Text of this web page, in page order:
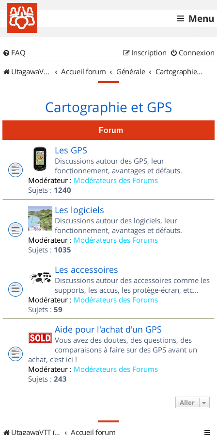
Menu
FAQ Connexion
Inscription
UtagawaVTT (Randos VTT et VTTAE avec traces GPS)
Accueil forum Générale Cartographie et GPS
Cartographie et GPS
Forum
Les GPS
Discussions autour des GPS, leur
fonctionnement, avantages et défauts.
Modérateur : Modérateurs des Forums
Sujets : 1240
Les logiciels
Discussions autour des logiciels, leur
fonctionnement, avantages et défauts.
Modérateur : Modérateurs des Forums
Sujets : 1035
Les accessoires
Discussions autour des accessoires comme les
supports, les accus, les protège-écran, etc...
Modérateur : Modérateurs des Forums
Sujets : 59
Aide pour l'achat d'un GPS
Vous avez des doutes, des questions, des
comparaisons à faire sur des GPS avant un
achat, c'est ici !
Modérateur : Modérateurs des Forums
Sujets : 243
Aller
UtagawaVTT (Randos VTT et VTTAE avec traces GPS) Accueil forum